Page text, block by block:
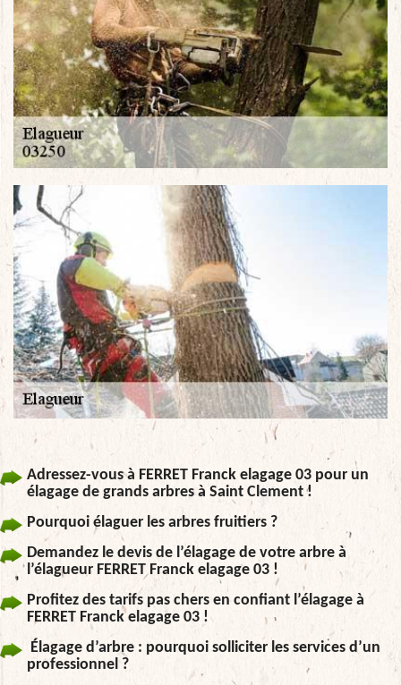
Adressez-vous à FERRET Franck elagage 03 pour un
élagage de grands arbres à Saint Clement !
Pourquoi élaguer les arbres fruitiers ?
Demandez le devis de l’élagage de votre arbre à
l’élagueur FERRET Franck elagage 03 !
Profitez des tarifs pas chers en confiant l’élagage à
FERRET Franck elagage 03 !
Élagage d’arbre : pourquoi solliciter les services d’un
professionnel ?